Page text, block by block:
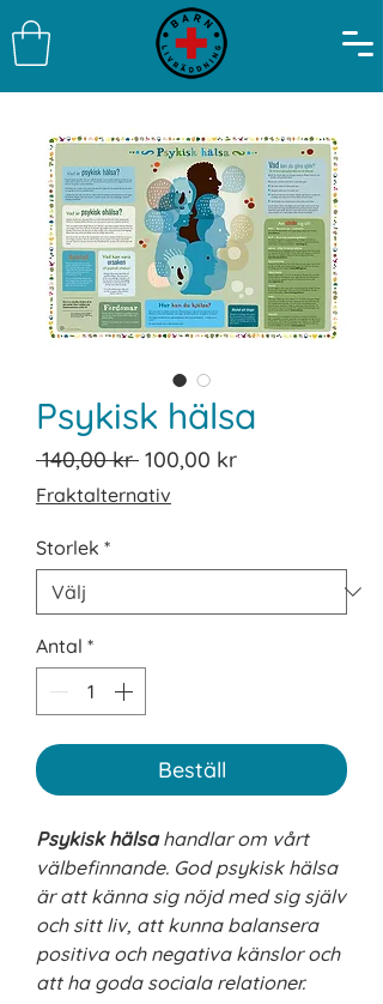
Psykisk hälsa
140,00 kr Ordinarie
pris
100,00 krReapris
Fraktalternativ
Storlek *
Antal *
Beställ
Psykisk hälsahandlar om vårt
välbefinnande. God psykisk hälsa
är att känna sig nöjd med sig själv
och sitt liv, att kunna balansera
positiva och negativa känslor och
att ha goda sociala relationer.